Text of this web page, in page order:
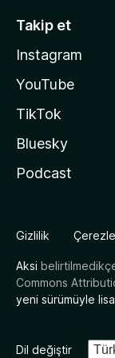
Takip et
Instagram
YouTube
TikTok
Bluesky
Podcast
Gizlilik
Aksi
Commons
yeni sürümüyle
Dil değiştir